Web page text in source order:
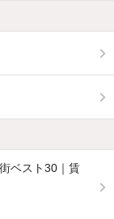
ベスト30｜賃